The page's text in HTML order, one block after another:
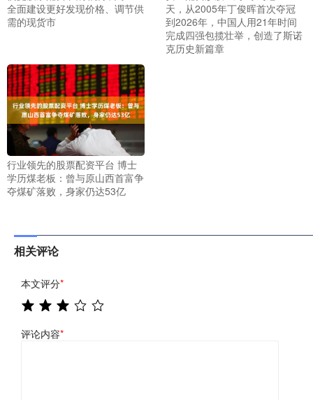
全面建设更好发现价格、调节供
需的现货市
天，从2005年丁俊晖首次夺冠
到2026年，中国人用21年时间
完成四强包揽壮举，创造了斯诺
克历史新篇章
行业领先的股票配资平台 博士
学历煤老板：曾与原山西首富争
夺煤矿落败，身家仍达53亿
相关评论
本文评分*
评论内容*